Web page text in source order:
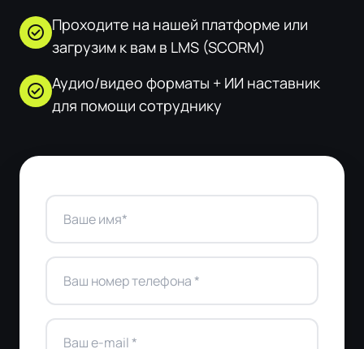
check_circle Проходите на нашей платформе или
загрузим к вам в LMS (SCORM)
check_circle Аудио/видео форматы + ИИ наставник
для помощи сотруднику